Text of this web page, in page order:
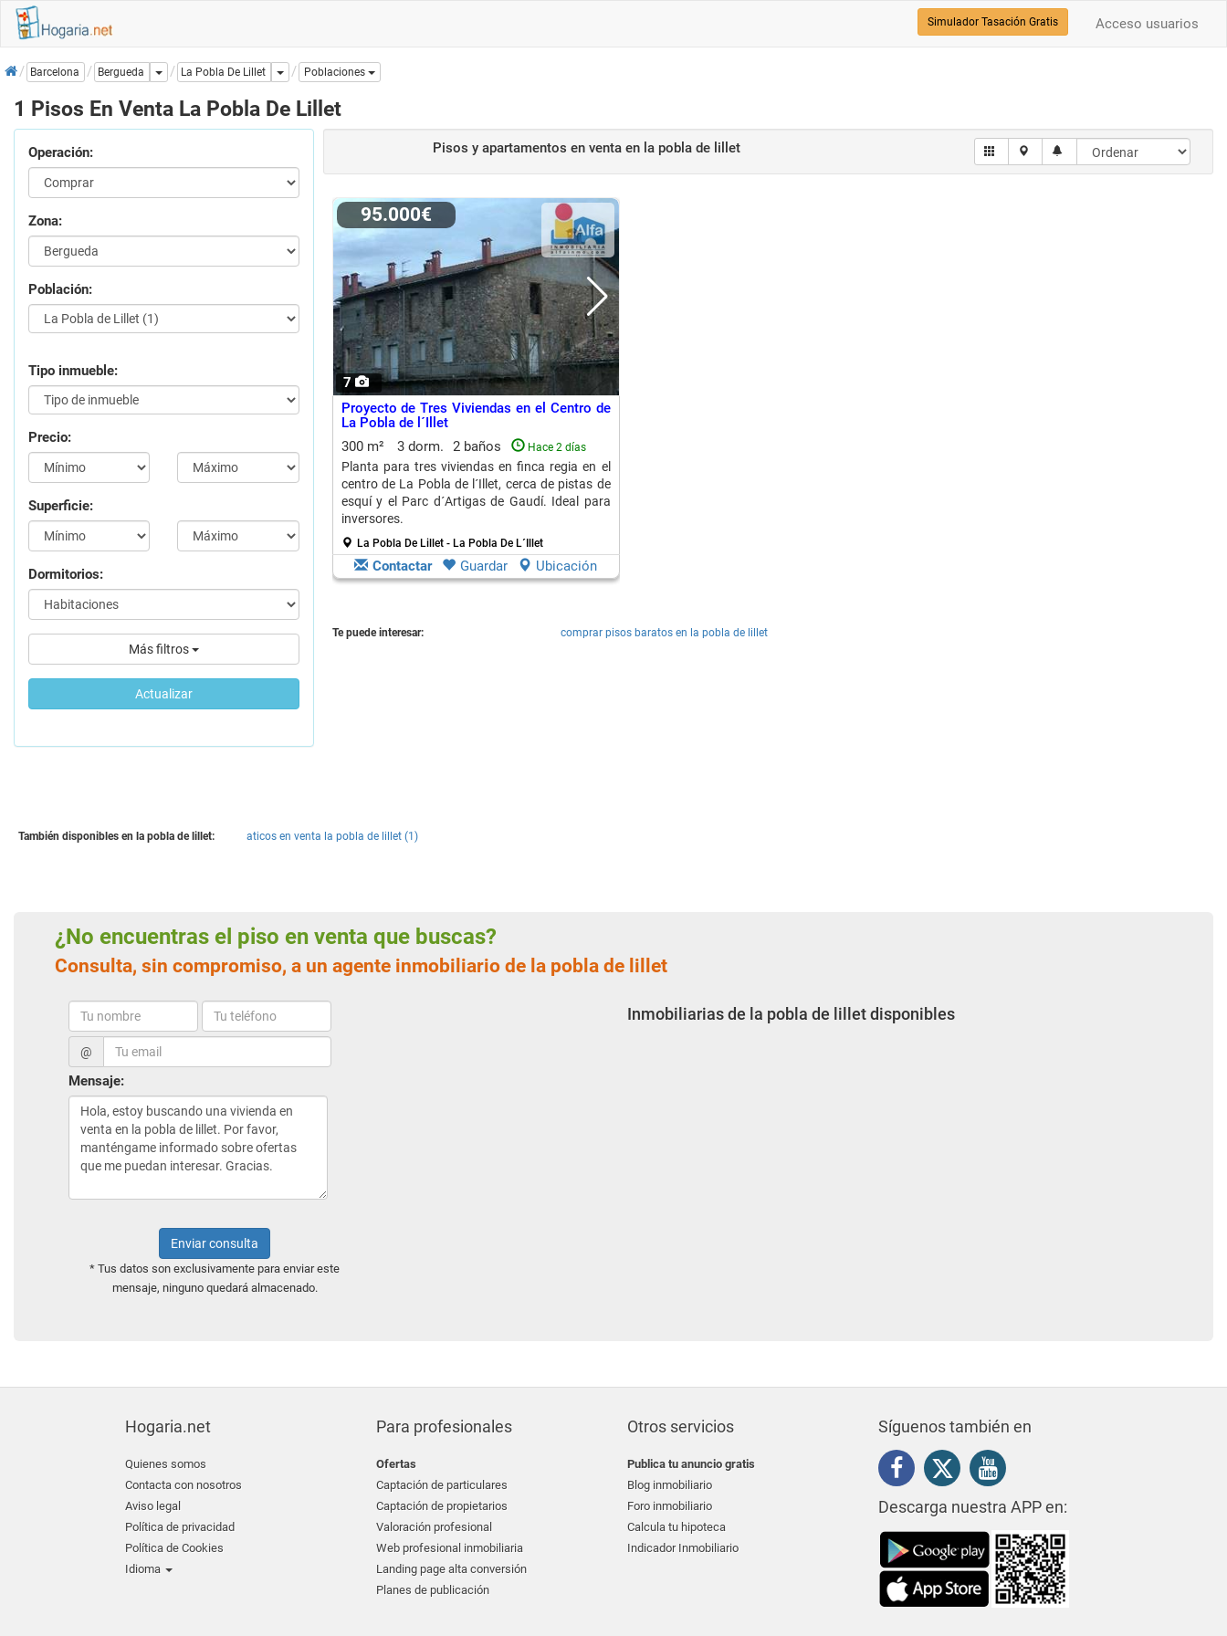
Acceso usuarios
Simulador Tasación Gratis
InicioBarcelona Bergueda Dropdown
La Pobla De Lillet Dropdown
Poblaciones
1 Pisos En Venta La Pobla De Lillet
Operación:
Zona:
Población:
Tipo inmueble:
Precio:
Superficie:
Dormitorios:
Más filtros
Actualizar
Pisos y apartamentos en ventaen la pobla de lillet
7
95.000€
Proyecto de Tres Viviendas en el Centro de
La Pobla de l´Illet
300 m²
3 dorm. 2 baños Hace 2 días
Planta para tres viviendas en finca regia en el
centro de La Pobla de l´Illet, cerca de pistas de
esquí y el Parc d´Artigas de Gaudí. Ideal para
inversores.
La Pobla De Lillet - La Pobla De L´Illet
Contactar Guardar Ubicación
Te puede interesar: comprar pisos baratos en la pobla de lillet
También disponibles en la pobla de lillet: aticos en venta la pobla de lillet (1)
¿No encuentras el piso en venta que buscas?
Consulta, sin compromiso, a un agente inmobiliario de la pobla de lillet
@
Mensaje:
Enviar consulta
* Tus datos son exclusivamente para enviar este
mensaje, ninguno quedará almacenado.
Inmobiliarias de la pobla de lillet disponibles
Hogaria.net
Quienes somos
Contacta con nosotros
Aviso legal
Política de privacidad
Política de Cookies
Idioma
Para profesionales
Ofertas
Captación de particulares
Captación de propietarios
Valoración profesional
Web profesional inmobiliaria
Landing page alta conversión
Planes de publicación
Otros servicios
Publica tu anuncio gratis
Blog inmobiliario
Foro inmobiliario
Calcula tu hipoteca
Indicador Inmobiliario
Síguenos también en
Descarga nuestra APP en: